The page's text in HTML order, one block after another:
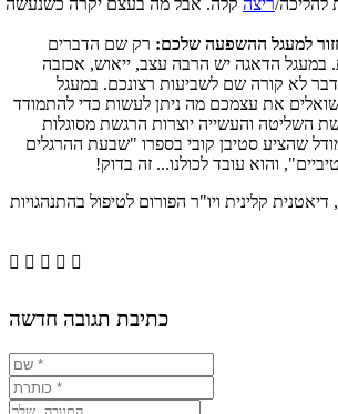
להליכה/ריצה קלה. אבל מה בעצם יקרה כשנעשה
למעגל ההשפעה שלכם: רק שם הדברים
במעגל הדאגה יש הרבה עצב, ייאוש, אכזבה
לא קורה שם לשביעות רצונכם. במעגל
את עצמכם מה ניתן לעשות כדי להתמודד
השליטה והעשייה יוצרות הרגשת מסוגלות
מודל שהציע סטיבן קובי בספרו "שבעת ההרגלים
והוא עובד לכולנו... זה בדוק!
, דיאטנית קלינית ויו"ר הפורום לטיפול בהתנהגויות
    
כתיבת תגובה חדשה